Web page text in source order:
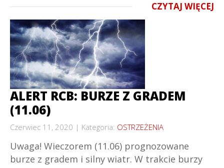
CZYTAJ WIĘCEJ
ALERT RCB: BURZE Z GRADEM
(11.06)
Czerwiec 11, 2020 Kategoria: OSTRZEŻENIA
Uwaga! Wieczorem (11.06) prognozowane
burze z gradem i silny wiatr. W trakcie burzy